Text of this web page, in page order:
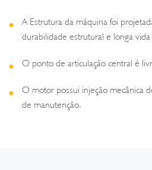
A Estrutura da máquina foi
durabilidade estrutural e longa
O ponto de articulação central é
O motor possui injeção mecânica
de manutenção.